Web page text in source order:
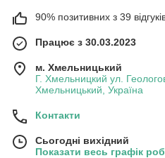
90% позитивних з 39
Працює з 30.03.2023
м. Хмельницький
Г. Хмельницкий ул.
Хмельницький, Україна
Контакти
Сьогодні вихідний
Показати весь графік